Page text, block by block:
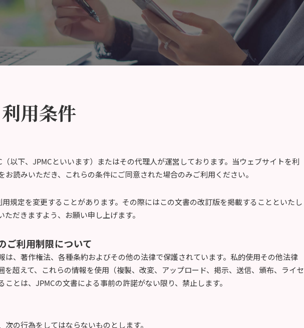
用条件
以下、JPMCといいます）またはその代理人が運営しております。当ウェブサイトを利
読みいただき、これらの条件にご同意された場合のみご利用ください。
規定を変更することがあります。その際にはこの文書の改訂版を掲載することといたし
だきますよう、お願い申し上げます。
ご利用制限について
は、著作権法、各種条約およびその他の法律で保護されています。私的使用その他法律
を超えて、これらの情報を使用（複製、改変、アップロード、掲示、送信、頒布、ライセ
とは、JPMCの文書による事前の許諾がない限り、禁止します。
の行為をしてはならないものとします。